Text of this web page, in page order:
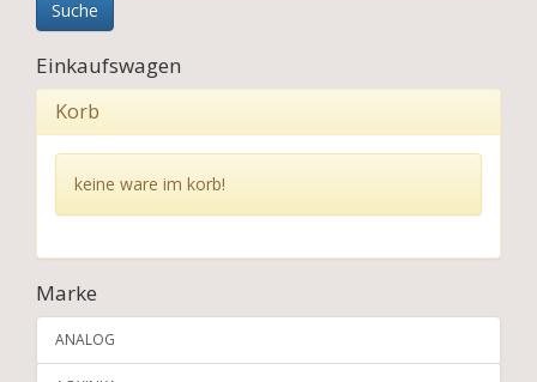
Einkaufswagen
Korb
keine ware im korb!
Marke
ANALOG